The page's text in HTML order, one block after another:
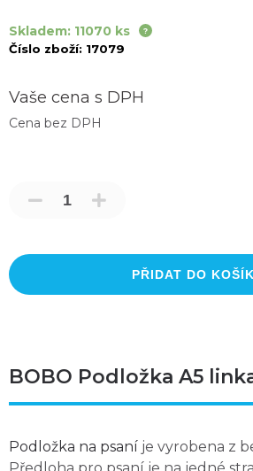
Skladem: 11070 ks
Číslo zboží: 17079
Vaše cena s DPH
Cena bez DPH
PŘIDAT DO
BOBO Podložka A5
Podložka na psaní je vyrobena z
Předloha pro psaní je na jedné